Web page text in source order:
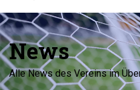
News
Alle News des Vereins im